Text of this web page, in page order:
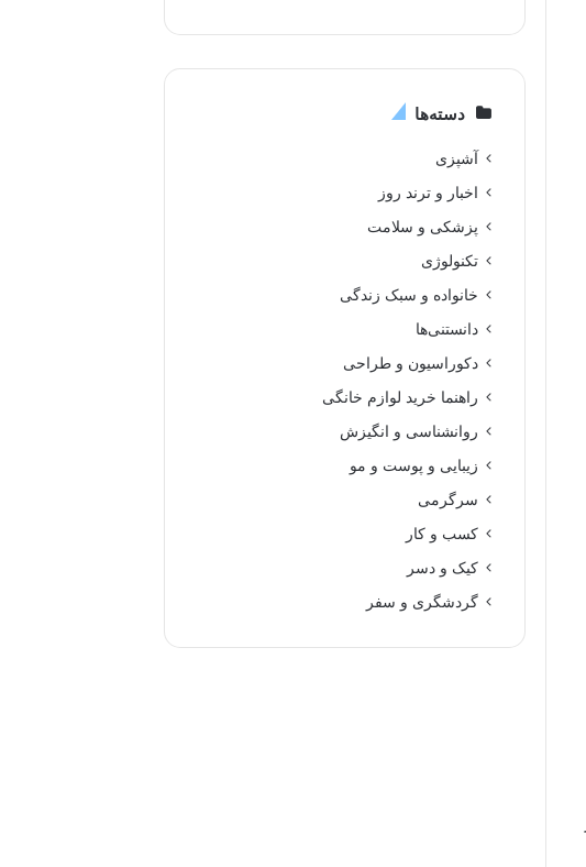
دسته‌ها
آشپزی
اخبار و ترند روز
پزشکی و سلامت
تکنولوژی
خانواده و سبک زندگی
دانستنی‌ها
دکوراسیون و طراحی
راهنما خرید لوازم خانگی
روانشناسی و انگیزش
زیبایی و پوست و مو
سرگرمی
کسب و کار
کیک و دسر
گردشگری و سفر